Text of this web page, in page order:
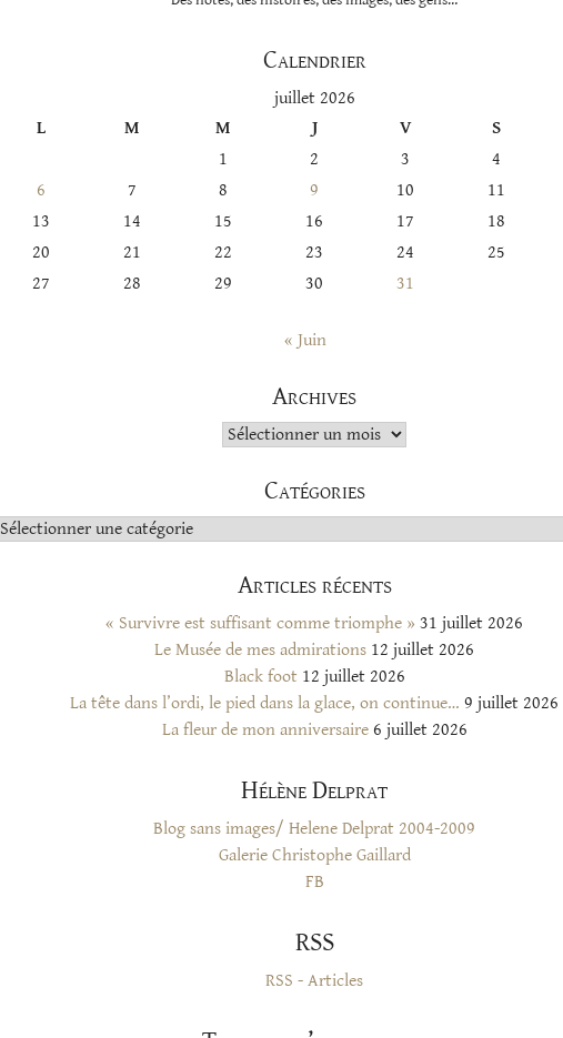
Calendrier
juillet 2026
L
M M J V S
1
2 3 4
6
7 8 9 10 11
13
14 15 16 17 18
20
21 22 23 24 25
27
28 29 30 31
« Juin
Archives
Archives
Catégories
Catégories
Articles récents
« Survivre est suffisant comme triomphe » 31 juillet 2026
Le Musée de mes admirations 12 juillet 2026
Black foot 12 juillet 2026
La tête dans l’ordi, le pied dans la glace, on continue… 9 juillet 2026
La fleur de mon anniversaire 6 juillet 2026
Hélène Delprat
Blog sans images/ Helene Delprat 2004-2009
Galerie Christophe Gaillard
FB
RSS
RSS - Articles